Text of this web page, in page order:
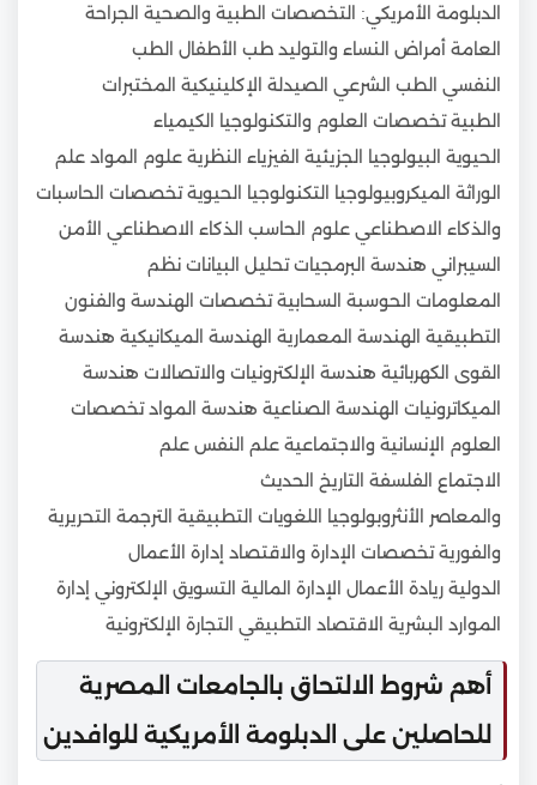
الدبلومة الأمريكي: التخصصات الطبية والصحية الجراحة
العامة أمراض النساء والتوليد طب الأطفال الطب
النفسي الطب الشرعي الصيدلة الإكلينيكية المختبرات
الطبية تخصصات العلوم والتكنولوجيا الكيمياء
الحيوية البيولوجيا الجزيئية الفيزياء النظرية علوم المواد علم
الوراثة الميكروبيولوجيا التكنولوجيا الحيوية تخصصات الحاسبات
والذكاء الاصطناعي علوم الحاسب الذكاء الاصطناعي الأمن
السيبراني هندسة البرمجيات تحليل البيانات نظم
المعلومات الحوسبة السحابية تخصصات الهندسة والفنون
التطبيقية الهندسة المعمارية الهندسة الميكانيكية هندسة
القوى الكهربائية هندسة الإلكترونيات والاتصالات هندسة
الميكاترونيات الهندسة الصناعية هندسة المواد تخصصات
العلوم الإنسانية والاجتماعية علم النفس علم
الاجتماع الفلسفة التاريخ الحديث
والمعاصر الأنثروبولوجيا اللغويات التطبيقية الترجمة التحريرية
والفورية تخصصات الإدارة والاقتصاد إدارة الأعمال
الدولية ريادة الأعمال الإدارة المالية التسويق الإلكتروني إدارة
الموارد البشرية الاقتصاد التطبيقي التجارة الإلكترونية
أهم شروط الالتحاق بالجامعات المصرية
للحاصلين على الدبلومة الأمريكية للوافدين